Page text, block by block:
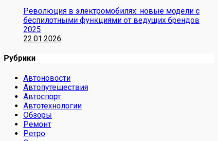
Революция в электромобилях: новые модели с
беспилотными функциями от ведущих брендов
2025
22.01.2026
Рубрики
Автоновости
Автопутешествия
Автоспорт
Автотехнологии
Обзоры
Ремонт
Ретро